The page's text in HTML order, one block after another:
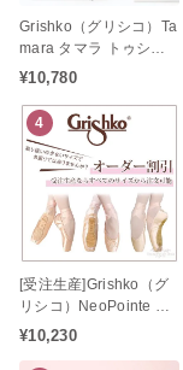
Grishko（グリシコ）Ta
mara タマラ トゥシュ
ーズ バレエ（Rシャン
ャンク）
¥10,780
4
[受注生産]Grishko（グ
リシコ）NeoPointe ネ
オポアント トゥシュー
¥10,230